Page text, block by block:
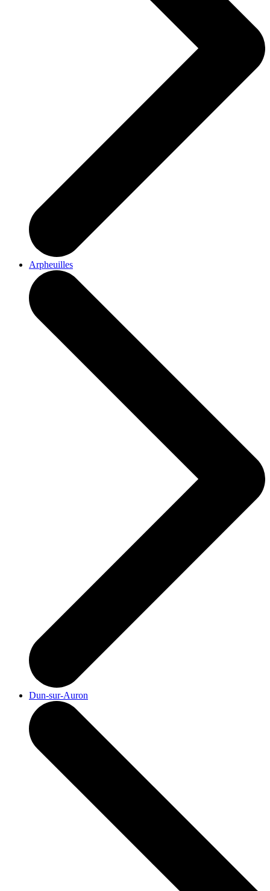
Arpheuilles
Dun-sur-Auron